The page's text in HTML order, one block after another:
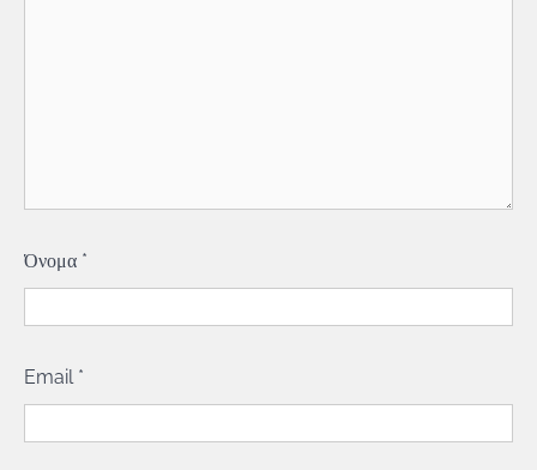
Όνομα *
Email *